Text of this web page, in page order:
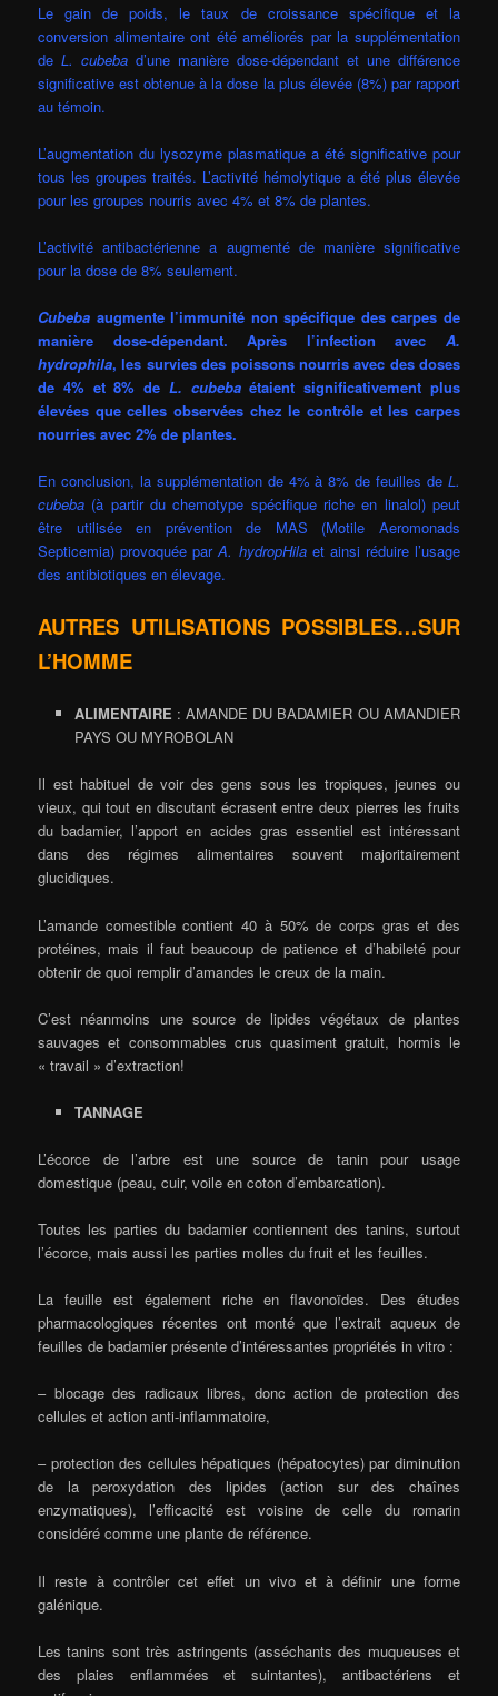
Le gain de poids, le taux de croissance spécifique et la
conversion alimentaire ont été améliorés par la supplémentation
deL. cubebad’une manière dose-dépendant et une différence
significative est obtenue à la dose la plus élevée (8%) par rapport
au témoin.
L’augmentation du lysozyme plasmatique a été significative pour
tous les groupes traités. L’activité hémolytique a été plus élevée
pour les groupes nourris avec 4% et 8% de plantes.
L’activité antibactérienne a augmenté de manière significative
pour la dose de 8% seulement.
Cubeba augmente l’immunité non spécifique des carpes de
manière dose-dépendant. Après l’infection avec A.
hydrophila, les survies des poissons nourris avec des doses
de 4% et 8% de L. cubebaétaient significativement plus
élevées que celles observées chez le contrôle et les carpes
nourries avec 2% de plantes.
En conclusion, la supplémentation de 4% à 8% de feuilles de L.
cubeba (à partir du chemotype spécifique riche en linalol) peut
être utilisée en prévention de MAS (Motile Aeromonads
Septicemia) provoquée parA. hydropHila et ainsi réduire l’usage
des antibiotiques en élevage.
AUTRES UTILISATIONS POSSIBLES…SUR
L’HOMME
ALIMENTAIRE : AMANDE DU BADAMIER OU AMANDIER
PAYS OU MYROBOLAN
Il est habituel de voir des gens sous les tropiques, jeunes ou
vieux, qui tout en discutant écrasent entre deux pierres les fruits
du badamier, l’apport en acides gras essentiel est intéressant
dans des régimes alimentaires souvent majoritairement
glucidiques.
L’amande comestible contient 40 à 50% de corps gras et des
protéines, mais il faut beaucoup de patience et d’habileté pour
obtenir de quoi remplir d’amandes le creux de la main.
C’est néanmoins une source de lipides végétaux de plantes
sauvages et consommables crus quasiment gratuit, hormis le
« travail » d’extraction!
TANNAGE
L’écorce de l’arbre est une source de tanin pour usage
domestique (peau, cuir, voile en coton d’embarcation).
Toutes les parties du badamier contiennent des tanins, surtout
l’écorce, mais aussi les parties molles du fruit et les feuilles.
La feuille est également riche en flavonoïdes. Des études
pharmacologiques récentes ont monté que l’extrait aqueux de
feuilles de badamier présente d’intéressantes propriétés in vitro :
– blocage des radicaux libres, donc action de protection des
cellules et action anti-inflammatoire,
– protection des cellules hépatiques (hépatocytes) par diminution
de la peroxydation des lipides (action sur des chaînes
enzymatiques), l’efficacité est voisine de celle du romarin
considéré comme une plante de référence.
Il reste à contrôler cet effet un vivo et à définir une forme
galénique.
Les tanins sont très astringents (asséchants des muqueuses et
des plaies enflammées et suintantes), antibactériens et